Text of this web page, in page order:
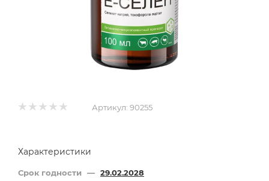
Артикул: 90255
Характеристики
Срок годности — 29.02.2028